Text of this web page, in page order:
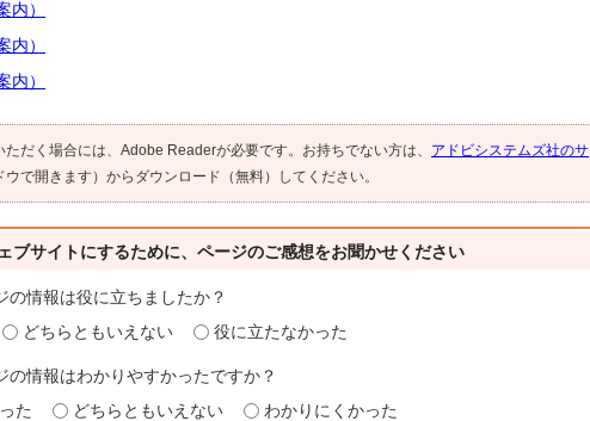
内）
内）
内）
ただく場合には、Adobe Readerが必要です。お持ちでない方は、 アドビシステムズ社のサ
ウで開きます）からダウンロード（無料）してください。
ブサイトにするために、ページのご感想をお聞かせください
の情報は役に立ちましたか？
どちらともいえない 役に立たなかった
の情報はわかりやすかったですか？
た
どちらともいえない わかりにくかった